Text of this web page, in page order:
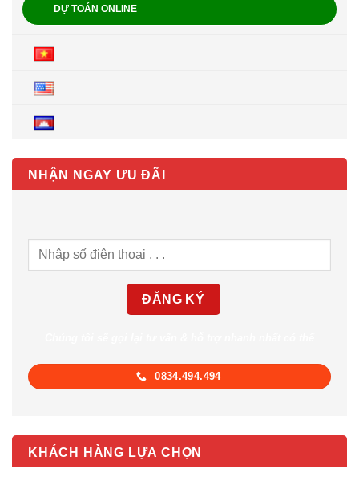
DỰ TOÁN ONLINE
NHẬN NGAY ƯU ĐÃI
0834.494.494
KHÁCH HÀNG LỰA CHỌN